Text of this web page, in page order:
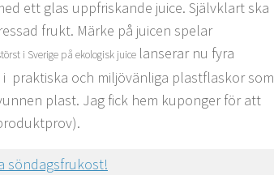
ett glas uppfriskande juice. Självklart ska
frukt. Märke på juicen spelar
i Sverige på ekologisk juice lanserar nu fyra
praktiska och miljövänliga plastflaskor som
plast. Jag fick hem kuponger för att